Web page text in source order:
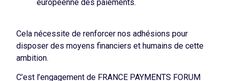
européenne des paiements.
Cela nécessite de renforcer nos adhésions pour
disposer des moyens financiers et humains de cette
ambition.
C’est l’engagement de FRANCE PAYMENTS FORUM